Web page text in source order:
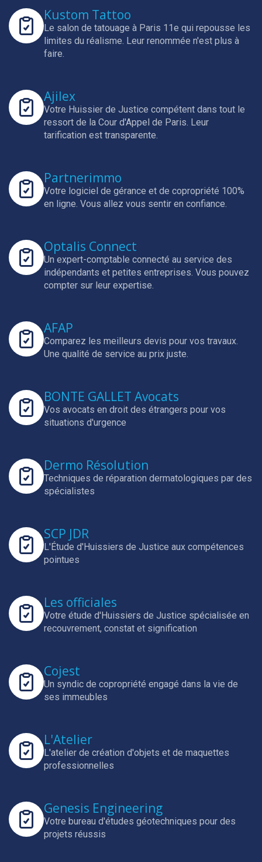
Kustom Tattoo
Le salon de tatouage à Paris 11e qui repousse les
limites du réalisme. Leur renommée n'est plus à
faire.
Ajilex
Votre Huissier de Justice compétent dans tout le
ressort de la Cour d'Appel de Paris. Leur
tarification est transparente.
Partnerimmo
Votre logiciel de gérance et de copropriété 100%
en ligne. Vous allez vous sentir en confiance.
Optalis Connect
Un expert-comptable connecté au service des
indépendants et petites entreprises. Vous pouvez
compter sur leur expertise.
AFAP
Comparez les meilleurs devis pour vos travaux.
Une qualité de service au prix juste.
BONTE GALLET Avocats
Vos avocats en droit des étrangers pour vos
situations d'urgence
Dermo Résolution
Techniques de réparation dermatologiques par des
spécialistes
SCP JDR
L'Étude d'Huissiers de Justice aux compétences
pointues
Les officiales
Votre étude d'Huissiers de Justice spécialisée en
recouvrement, constat et signification
Cojest
Un syndic de copropriété engagé dans la vie de
ses immeubles
L'Atelier
L'atelier de création d'objets et de maquettes
professionnelles
Genesis Engineering
Votre bureau d'études géotechniques pour des
projets réussis